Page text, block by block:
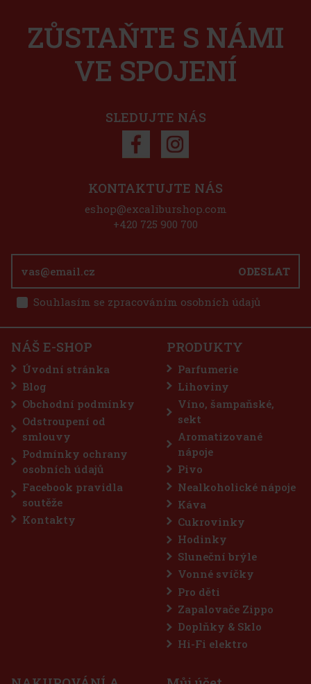
Kč bez DPH 160 Kč
Storck Merci Together 175 g
SKLADEM (> 5 ks)
napovídá, že jde o sladkost pro společné chvíle – ať už plánujete
filmový večer, herní party, oslavu narozenin nebo si chcete jen
ZŮSTAŇTE S NÁMI
VE SPOJENÍ
SLEDUJTE NÁS
ODESLAT
Souhlasím se zpracováním osobních údajů
KONTAKTUJTE NÁS
eshop@excaliburshop.com
+420 725 900 700
NÁŠ E-SHOP
Úvodní stránka
Blog
Obchodní podmínky
Odstroupení od
smlouvy
Podmínky ochrany
osobních údajů
Facebook pravidla
soutěže
Kontakty
PRODUKTY
Parfumerie
Lihoviny
Víno, šampaňské,
sekt
Aromatizované
nápoje
Pivo
Nealkoholické nápoje
Káva
Cukrovinky
Hodinky
Sluneční brýle
Vonné svíčky
Pro děti
Zapalovače Zippo
Doplňky & Sklo
Hi-Fi elektro